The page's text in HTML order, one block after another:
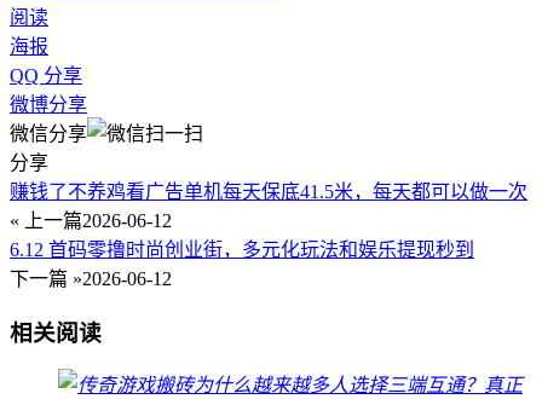
阅读
海报
QQ 分享
微博分享
微信分享
分享
赚钱了不养鸡看广告单机每天保底41.5米，每天都可以做一次
« 上一篇2026-06-12
6.12 首码零撸时尚创业街，多元化玩法和娱乐提现秒到
下一篇 »2026-06-12
相关阅读